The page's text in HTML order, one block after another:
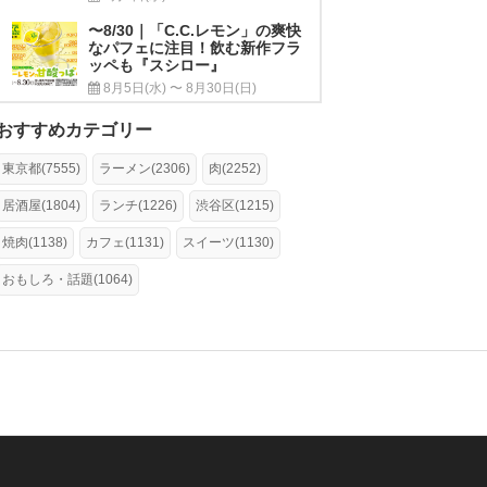
〜8/30｜「C.C.レモン」の爽快
なパフェに注目！飲む新作フラ
ッペも『スシロー』
8月5日(水) 〜 8月30日(日)
すすめカテゴリー
東京都(7555) ラーメン(2306) 肉(2252)
居酒屋(1804) ランチ(1226) 渋谷区(1215)
焼肉(1138) カフェ(1131) スイーツ(1130)
おもしろ・話題(1064)